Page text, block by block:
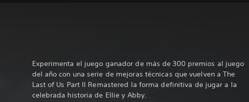
Experimenta el juego ganador de más de 300 premios al juego
del año con una serie de mejoras técnicas que vuelven a The
Last of Us Part II Remastered la forma definitiva de jugar a la
celebrada historia de Ellie y Abby.